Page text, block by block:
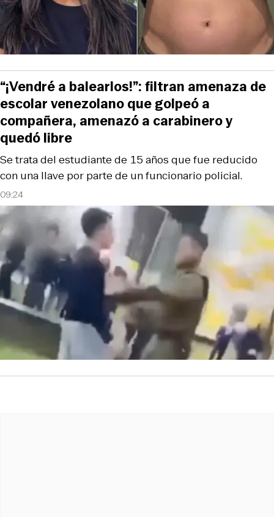
09:24
Se trata del estudiante de 15 años que fue reducido
con una llave por parte de un funcionario policial.
“¡Vendré a balearlos!”: filtran amenaza de
escolar venezolano que golpeó a
compañera, amenazó a carabinero y
quedó libre